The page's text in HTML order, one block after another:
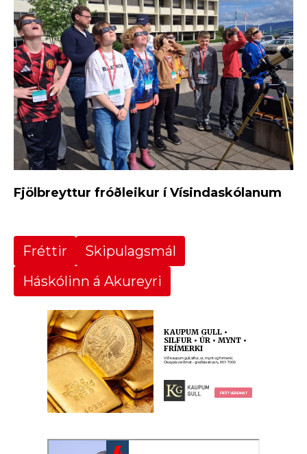
Fjölbreyttur fróðleikur í Vísindaskólanum
Fréttir
Skipulagsmál
Háskólinn á Akureyri